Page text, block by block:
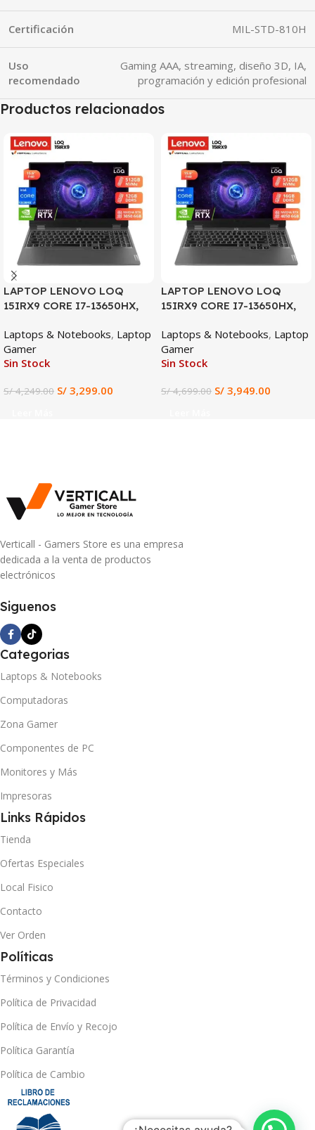
Certificación MIL-STD-810H
Uso
recomendado
Gaming AAA, streaming, diseño 3D, IA,
programación y edición profesional
Productos relacionados
SALE
LAPTOP LENOVO LOQ
15IRX9 CORE I7-13650HX,
512GB SSD, 15.6″ FHD 144Hz
Laptops & Notebooks, Laptop
Gamer
Sin Stock
S/4,249.00 S/ 3,299.00
SALE
LAPTOP LENOVO LOQ
15IRX9 CORE I7-13650HX,
512GB SSD, 15.6″ FHD
Laptops & Notebooks, Laptop
Gamer
Sin Stock
S/4,699.00 S/ 3,949.00
Verticall - Gamers Store es una empresa
dedicada a la venta de productos
electrónicos
Siguenos
Categorias
Laptops & Notebooks
Computadoras
Zona Gamer
Componentes de PC
Monitores y Más
Impresoras
Links Rápidos
Tienda
Ofertas Especiales
Local Fisico
Contacto
Ver Orden
Políticas
Términos y Condiciones
Política de Privacidad
Política de Envío y Recojo
Política Garantía
Política de Cambio